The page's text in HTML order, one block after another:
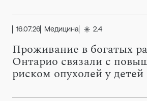
16.07.26 Медицина 2.4
Проживание в богатых
Онтарио связали с
риском опухолей у детей